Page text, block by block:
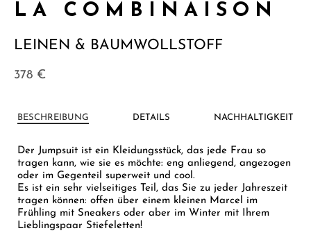
LA COMBINAISON
LEINEN & BAUMWOLLSTOFF
378 €
BESCHREIBUNG DETAILS NACHHALTIGKEIT
Der Jumpsuit ist ein Kleidungsstück, das jede Frau so
tragen kann, wie sie es möchte: eng anliegend, angezogen
oder im Gegenteil superweit und cool.
Es ist ein sehr vielseitiges Teil, das Sie zu jeder Jahreszeit
tragen können: offen über einem kleinen Marcel im
Frühling mit Sneakers oder aber im Winter mit Ihrem
Lieblingspaar Stiefeletten!